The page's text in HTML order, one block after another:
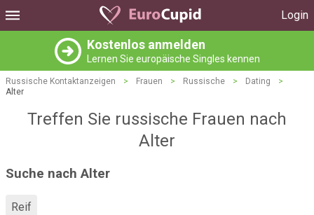
Login
Kostenlos anmelden
Lernen Sie europäische Singles kennen
Russische Kontaktanzeigen > Frauen > Russische > Dating
>
Alter
Treffen Sie russische Frauen nach
Alter
Suche nach Alter
Reif